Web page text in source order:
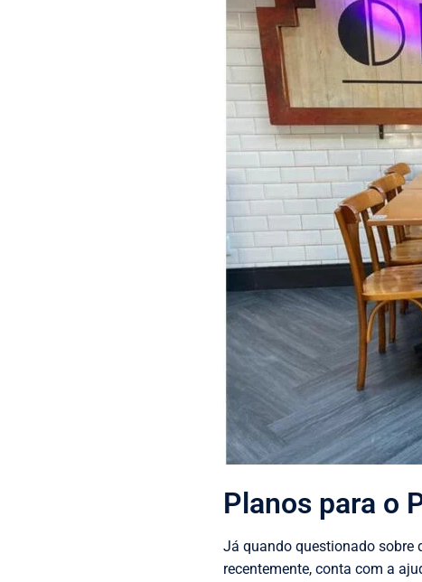
Planos para o
Já quando questionado sobre
recentemente, conta com a